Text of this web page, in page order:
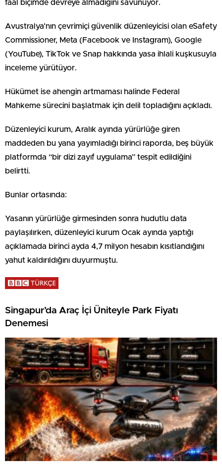
faal biçimde devreye almadığını savunuyor.
Avustralya’nın çevrimiçi güvenlik düzenleyicisi olan eSafety
Commissioner, Meta (Facebook ve Instagram), Google
(YouTube), TikTok ve Snap hakkında yasa ihlali kuşkusuyla
inceleme yürütüyor.
Hükümet ise ahengin artmaması halinde Federal
Mahkeme sürecini başlatmak için delil topladığını açıkladı.
Düzenleyici kurum, Aralık ayında yürürlüğe giren
maddeden bu yana yayımladığı birinci raporda, beş büyük
platformda “bir dizi zayıf uygulama” tespit edildiğini
belirtti.
Bunlar ortasında:
Yasanın yürürlüğe girmesinden sonra hudutlu data
paylaşılırken, düzenleyici kurum Ocak ayında yaptığı
açıklamada birinci ayda 4,7 milyon hesabın kısıtlandığını
yahut kaldırıldığını duyurmuştu.
Singapur’da Araç İçi Üniteyle Park Fiyatı
Denemesi